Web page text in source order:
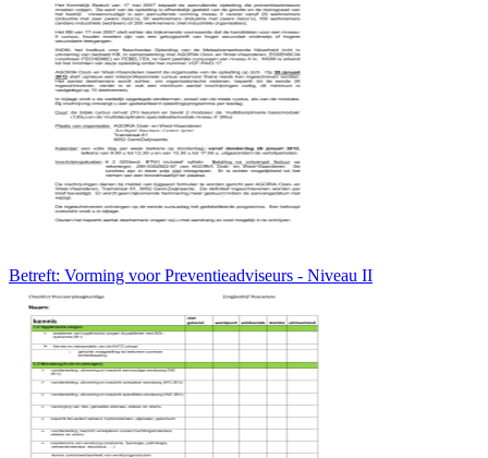
Betreft: Vorming voor Preventieadviseurs - Niveau II